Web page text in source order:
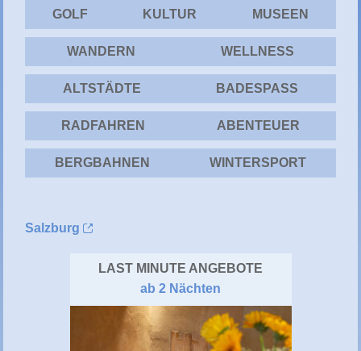
GOLF KULTUR MUSEEN
WANDERN WELLNESS
ALTSTÄDTE BADESPASS
RADFAHREN ABENTEUER
BERGBAHNEN WINTERSPORT
Salzburg
LAST MINUTE ANGEBOTE
ab 2 Nächten